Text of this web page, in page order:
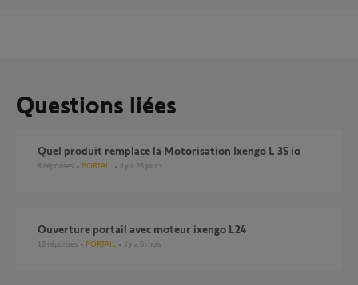
Questions liées
Quel produit remplace la Motorisation Ixengo L 3S io
8 réponses PORTAIL il y a 26 jours
Ouverture portail avec moteur ixengo L24
10 réponses PORTAIL il y a 6 mois